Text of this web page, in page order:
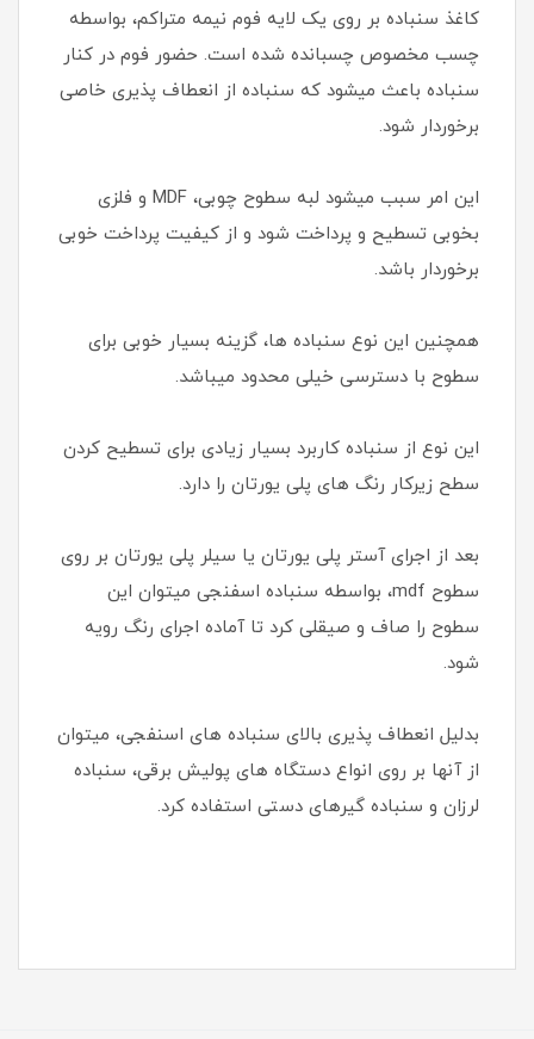
کاغذ سنباده بر روی یک لایه فوم نیمه متراکم، بواسطه
چسب مخصوص چسبانده شده است. حضور فوم در کنار
سنباده باعث میشود که سنباده از انعطاف پذیری خاصی
برخوردار شود.
این امر سبب میشود لبه سطوح چوبی، MDF و فلزی
بخوبی تسطیح و پرداخت شود و از کیفیت پرداخت خوبی
برخوردار باشد.
همچنین این نوع سنباده ها، گزینه بسیار خوبی برای
سطوح با دسترسی خیلی محدود میباشد.
این نوع از سنباده کاربرد بسیار زیادی برای تسطیح کردن
سطح زیرکار رنگ های پلی یورتان را دارد.
بعد از اجرای آستر پلی یورتان یا سیلر پلی یورتان بر روی
سطوح mdf، بواسطه سنباده اسفنجی میتوان این
سطوح را صاف و صیقلی کرد تا آماده اجرای رنگ رویه
شود.
بدلیل انعطاف پذیری بالای سنباده های اسنفجی، میتوان
از آنها بر روی انواع دستگاه های پولیش برقی، سنباده
لرزان و سنباده گیرهای دستی استفاده کرد.